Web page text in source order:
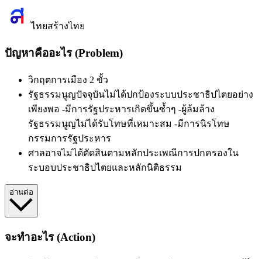
ไทยสร้างไทย
ปัญหาคืออะไร (Problem)
วิกฤตการเมือง 2 ขั้ว
รัฐธรรมนูญปัจจุบันไม่ได้ปกป้องระบบประชาธิปไตยอย่าง
เพียงพอ -มีการรัฐประหารเกิดขึ้นซ้ำๆ -ผู้ล้มล้าง
รัฐธรรมนูญไม่ได้รับโทษที่เหมาะสม -มีการนิรโทษ
กรรมการรัฐประหาร
ศาลอาจไม่ได้ตัดสินตามหลักประเพณีการปกครองใน
ระบอบประชาธิปไตยและหลักนิติธรรม
อ่านต่อ
จะทำอะไร (Action)